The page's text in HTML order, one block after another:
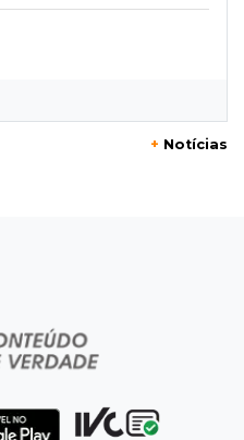
de até R$ 8,2 mil;
roubo de carro e
por 2 a 0 e sobe
+ Notícias